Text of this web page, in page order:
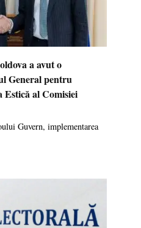
a avut o
General pentru
Estică al Comisiei
Guvern, implementarea